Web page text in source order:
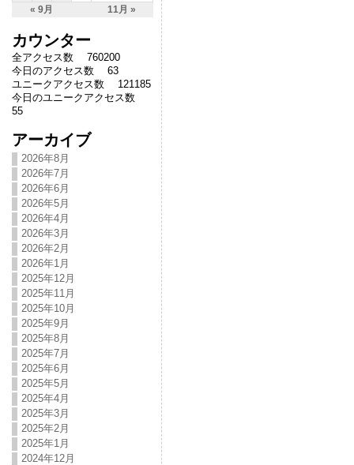
« 9月 11月 »
カウンター
全アクセス数 760200
今日のアクセス数 63
ユニークアクセス数 121185
今日のユニークアクセス数
55
アーカイブ
2026年8月
2026年7月
2026年6月
2026年5月
2026年4月
2026年3月
2026年2月
2026年1月
2025年12月
2025年11月
2025年10月
2025年9月
2025年8月
2025年7月
2025年6月
2025年5月
2025年4月
2025年3月
2025年2月
2025年1月
2024年12月